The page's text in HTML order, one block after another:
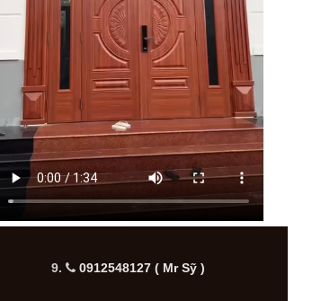
9. 0912548127 ( Mr Sỹ )